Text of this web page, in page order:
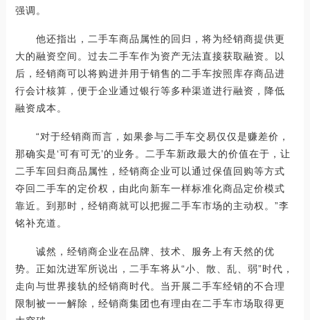
强调。
他还指出，二手车商品属性的回归，将为经销商提供更
大的融资空间。过去二手车作为资产无法直接获取融资。以
后，经销商可以将购进并用于销售的二手车按照库存商品进
行会计核算，便于企业通过银行等多种渠道进行融资，降低
融资成本。
“对于经销商而言，如果参与二手车交易仅仅是赚差价，
那确实是‘可有可无’的业务。二手车新政最大的价值在于，让
二手车回归商品属性，经销商企业可以通过保值回购等方式
夺回二手车的定价权，由此向新车一样标准化商品定价模式
靠近。到那时，经销商就可以把握二手车市场的主动权。”李
铭补充道。
诚然，经销商企业在品牌、技术、服务上有天然的优
势。正如沈进军所说出，二手车将从“小、散、乱、弱”时代，
走向与世界接轨的经销商时代。当开展二手车经销的不合理
限制被一一解除，经销商集团也有理由在二手车市场取得更